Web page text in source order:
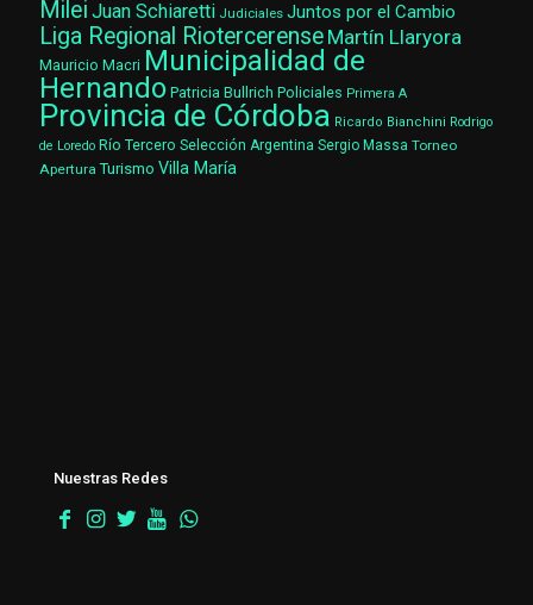
Milei Juan Schiaretti Judiciales Juntos por el Cambio
Liga Regional Riotercerense Martín Llaryora
Mauricio Macri Municipalidad de
Hernando Patricia Bullrich Policiales Primera A
Provincia de Córdoba Ricardo Bianchini Rodrigo
de Loredo Río Tercero Selección Argentina Sergio Massa Torneo
Apertura Turismo Villa María
Nuestras Redes